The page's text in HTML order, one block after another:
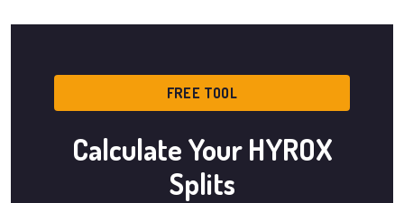
FREE TOOL
Calculate Your HYROX
Splits